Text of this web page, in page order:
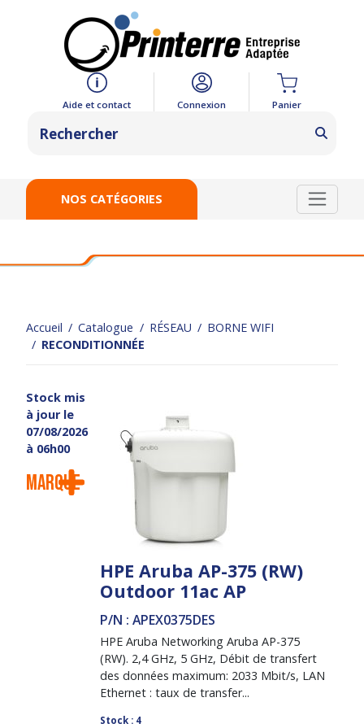
Aide et contact Connexion Panier
NOS CATÉGORIES
Accueil Catalogue RÉSEAU
BORNE WIFI
RECONDITIONNÉE
Stock mis
à jour le
07/08/2026
à 06h00
Marque
HPE Aruba AP-375 (RW)
Outdoor 11ac AP
P/N : APEX0375DES
HPE Aruba Networking Aruba AP-375
(RW). 2,4 GHz, 5 GHz, Débit de transfert
des données maximum: 2033 Mbit/s, LAN
Ethernet : taux de transfer...
Stock : 4